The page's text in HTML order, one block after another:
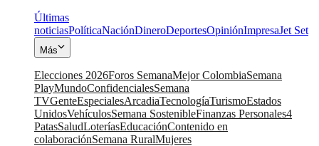
Últimas
noticiasPolíticaNaciónDineroDeportesOpiniónImpresaJet Set
Más
Elecciones 2026Foros SemanaMejor ColombiaSemana
PlayMundoConfidencialesSemana
TVGenteEspecialesArcadiaTecnologíaTurismoEstados
UnidosVehículosSemana SostenibleFinanzas Personales4
PatasSaludLoteríasEducaciónContenido en
colaboraciónSemana RuralMujeres